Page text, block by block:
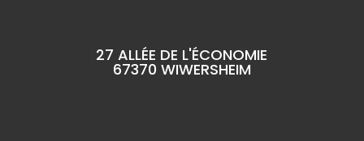
27 ALLÉE DE L'ÉCONOMIE
67370 WIWERSHEIM